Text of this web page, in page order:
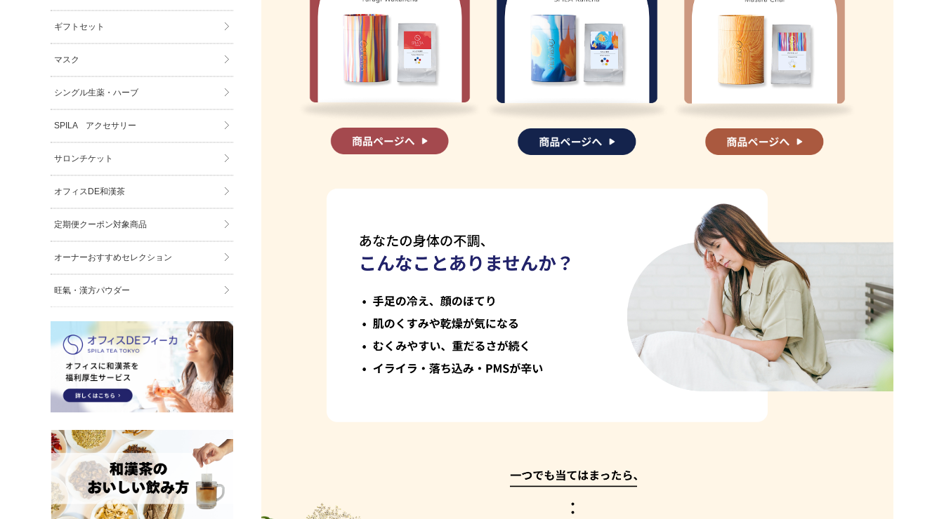
ギフトセット
マスク
シングル生薬・ハーブ
SPILA アクセサリー
サロンチケット
オフィスDE和漢茶
定期便クーポン対象商品
オーナーおすすめセレクション
旺氣・漢方パウダー